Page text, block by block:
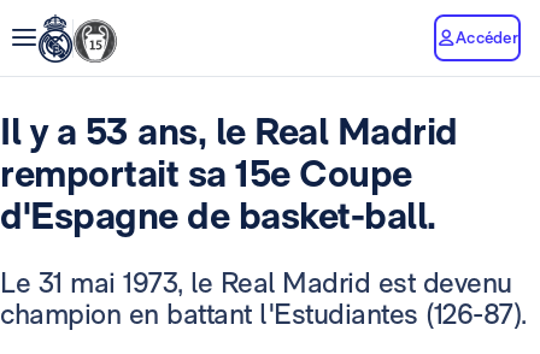
Accéder
Il y a 53 ans, le Real Madrid
remportait sa 15e Coupe
d'Espagne de basket-ball.
Le 31 mai 1973, le Real Madrid est devenu
champion en battant l'Estudiantes (126-87).